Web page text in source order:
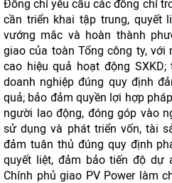
Đồng chí yêu cầu các đồng chí
cần triển khai tập trung, quyết
vướng mắc và hoàn thành
giao của toàn Tổng công ty,
cao hiệu quả hoạt động
doanh nghiệp đúng quy định
quả; bảo đảm quyền lợi hợp
người lao động, đóng góp vào
sử dụng và phát triển vốn, tài
đảm tuân thủ đúng quy định
quyết liệt, đảm bảo tiến độ dự
Chính phủ giao PV Power làm